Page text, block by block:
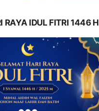
RAYA IDUL FITRI 1446 H